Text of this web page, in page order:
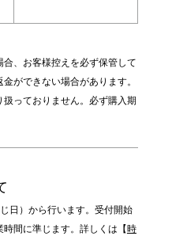
、お客様控えを必ず保管して
ができない場合があります。
っておりません。必ず購入期
日）から行います。受付開始
間に準じます。詳しくは【時